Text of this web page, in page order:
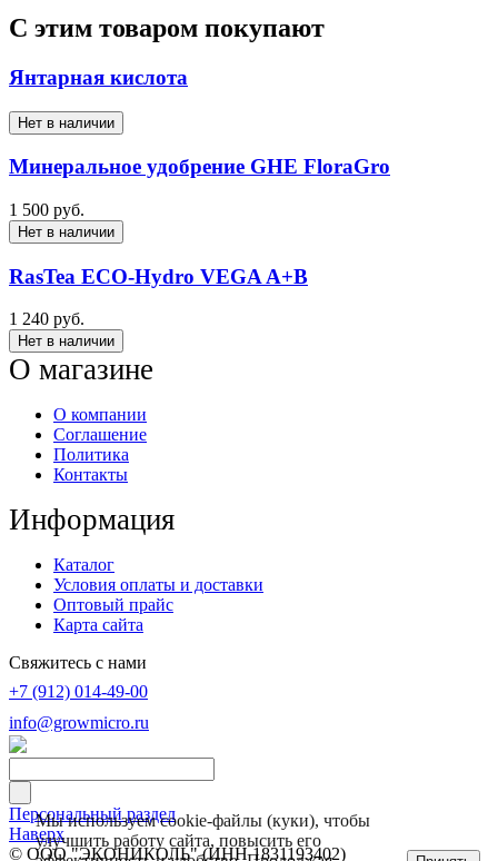
С этим товаром покупают
Янтарная кислота
Нет в наличии
Минеральное удобрение GHE FloraGro
1 500 руб.
Нет в наличии
RasTea ECO-Hydro VEGA A+B
1 240 руб.
Нет в наличии
О магазине
О компании
Соглашение
Политика
Контакты
Информация
Каталог
Условия оплаты и доставки
Оптовый прайс
Карта сайта
Свяжитесь с нами
+7 (912) 014-49-00
info@growmicro.ru
Персональный раздел
Наверх
© ООО "ЭКОНИКОЛЬ" (ИНН 1831193402)
Мы используем cookie-файлы (куки), чтобы
улучшить работу сайта, повысить его